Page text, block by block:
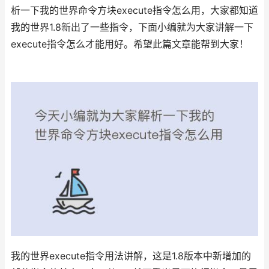
析一下我的世界命令方块execute指令怎么用，大家都知道
我的世界1.8新出了一些指令，下面小编就为大家讲解一下
execute指令怎么才能用好。希望此篇文章能帮到大家！
我的世界execute指令用法讲解，这是1.8版本中新增加的